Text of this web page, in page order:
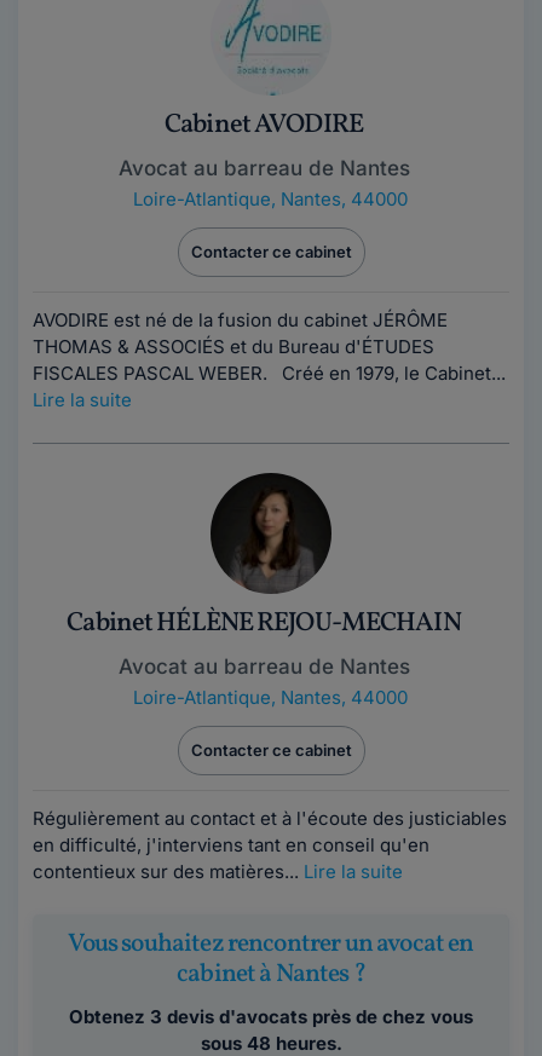
Cabinet AVODIRE
Avocat au barreau de Nantes
Loire-Atlantique, Nantes, 44000
Contacter ce cabinet
AVODIRE est né de la fusion du cabinet JÉRÔME
THOMAS & ASSOCIÉS et du Bureau d'ÉTUDES
FISCALES PASCAL WEBER. Créé en 1979, le Cabinet...
Lire la suite
Cabinet HÉLÈNE REJOU-MECHAIN
Avocat au barreau de Nantes
Loire-Atlantique, Nantes, 44000
Contacter ce cabinet
Régulièrement au contact et à l'écoute des justiciables
en difficulté, j'interviens tant en conseil qu'en
contentieux sur des matières... Lire la suite
Vous souhaitez rencontrer un avocat en
cabinet à Nantes ?
Obtenez 3 devis d'avocats près de chez vous
sous 48 heures.